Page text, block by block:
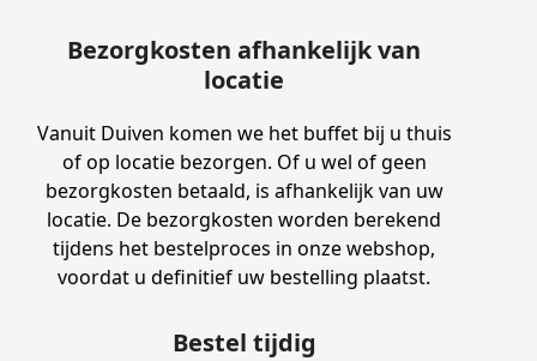
Bezorgkosten afhankelijk van
locatie
Vanuit Duiven komen we het buffet bij u thuis
of op locatie bezorgen. Of u wel of geen
bezorgkosten betaald, is afhankelijk van uw
locatie. De bezorgkosten worden berekend
tijdens het bestelproces in onze webshop,
voordat u definitief uw bestelling plaatst.
Bestel tijdig